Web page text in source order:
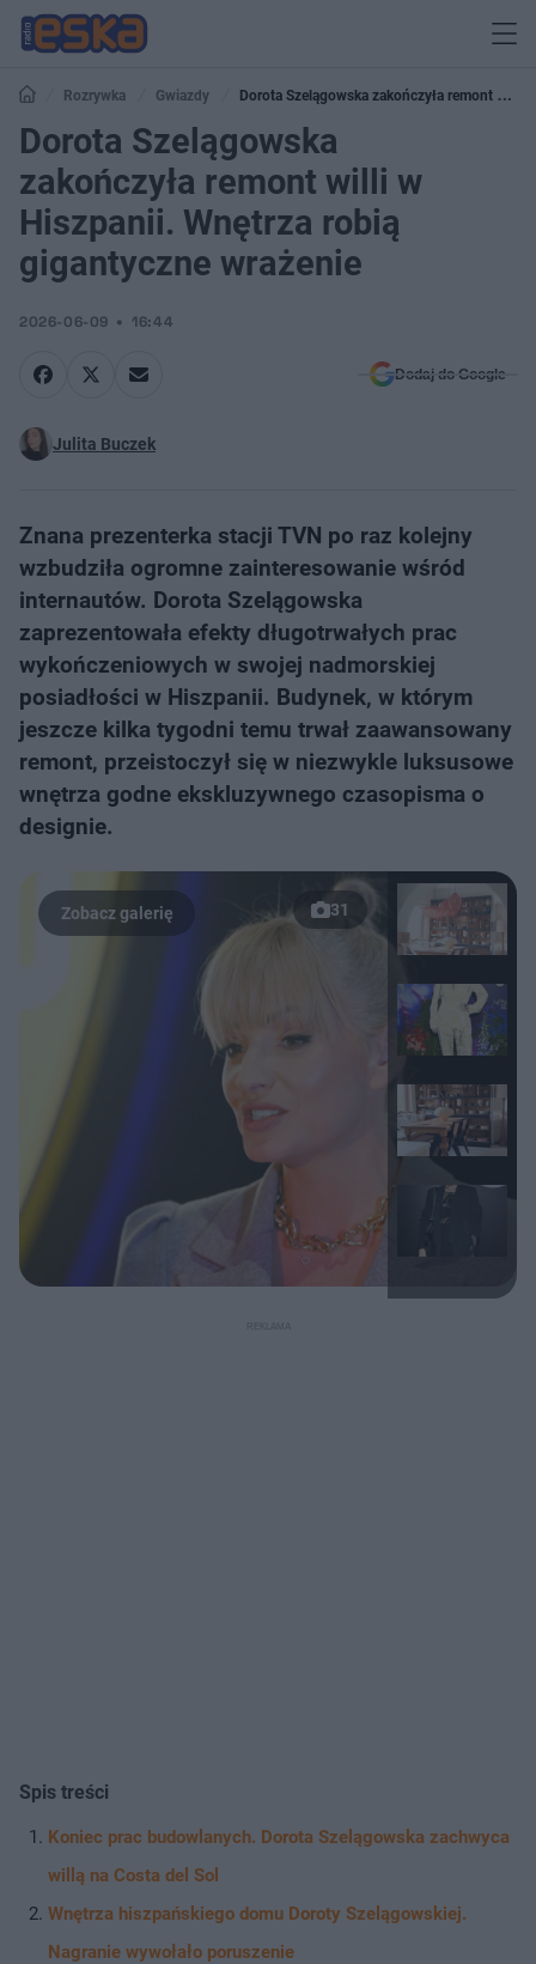
Rozrywka Gwiazdy
Dorota Szelągowska zakończyła remont willi
w Hiszpanii. Wnętrza robią gigantyczne wrażenie
Dorota Szelągowska
zakończyła remont willi w
Hiszpanii. Wnętrza robią
gigantyczne wrażenie
2026-06-09 16:44
Dodaj do Google
Julita Buczek
Znana prezenterka stacji TVN po raz kolejny
wzbudziła ogromne zainteresowanie wśród
internautów. Dorota Szelągowska
zaprezentowała efekty długotrwałych prac
wykończeniowych w swojej nadmorskiej
posiadłości w Hiszpanii. Budynek, w którym
jeszcze kilka tygodni temu trwał zaawansowany
remont, przeistoczył się w niezwykle luksusowe
wnętrza godne ekskluzywnego czasopisma o
designie.
31
Spis treści
Koniec prac budowlanych. Dorota Szelągowska zachwyca
willą na Costa del Sol
Wnętrza hiszpańskiego domu Doroty Szelągowskiej.
Nagranie wywołało poruszenie